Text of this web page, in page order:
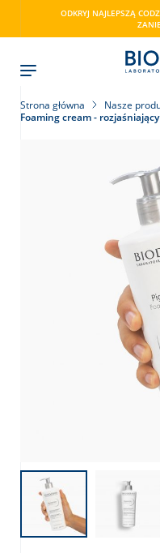
ODKRYJ NAJLEPSZĄ
Strona główna Nasze
Foaming cream -